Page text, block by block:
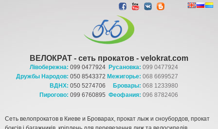
ВЕЛОКРАТ - сеть прокатов - velokrat.com
Лівобережна: 099 0477924
Дружбы Народов: 050 8543372
ВДНХ: 050 5274706
Пирогово: 099 6760895
Русановка: 099 0477924
Межигорье: 068 6699527
Бровары: 068 1233980
Феофания: 096 8782406
Сеть велопрокатов в Киеве и Броварах, прокат лыж и сноубордов, прокат